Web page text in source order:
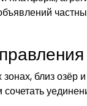
близ озёр